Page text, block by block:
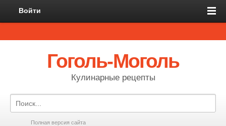
Войти
Гоголь-Моголь
Кулинарные рецепты
Полная версия сайта